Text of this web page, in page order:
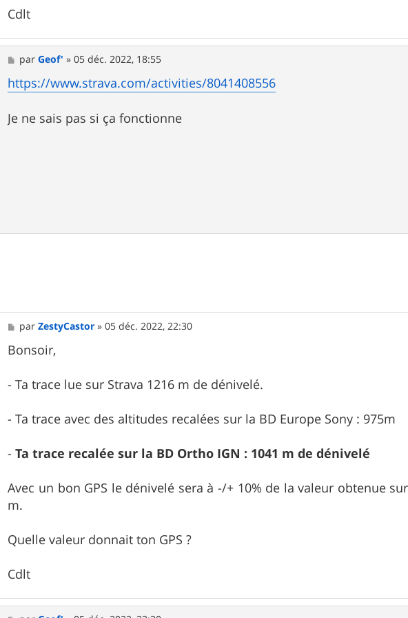
Cdlt
M
e
s
s
g
e
parGeof' »05 déc. 2022, 18:55
https://www.strava.com/activities/8041408556
Je ne sais pas si ça fonctionne
M
e
s
s
g
e
parZestyCastor »05 déc. 2022, 22:30
Bonsoir,
- Ta trace lue sur Strava 1216 m de dénivelé.
- Ta trace avec des altitudes recalées sur la BD Europe Sony : 975m
-Ta trace recalée sur la BD Ortho IGN : 1041 m de dénivelé
Avec un bon GPS le dénivelé sera à -/+ 10% de la valeur obtenue
m.
Quelle valeur donnait ton GPS ?
Cdlt